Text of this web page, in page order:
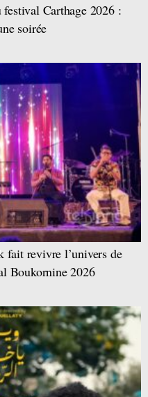
Carthage 2026 :
soirée
fait revivre l’univers de
Boukornine 2026